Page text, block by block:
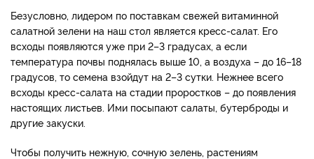
Безусловно, лидером по поставкам свежей витаминной
салатной зелени на наш стол является кресс-салат. Его
всходы появляются уже при 2–3 градусах, а если
температура почвы поднялась выше 10, а воздуха – до 16–18
градусов, то семена взойдут на 2–3 сутки. Нежнее всего
всходы кресс-салата на стадии проростков – до появления
настоящих листьев. Ими посыпают салаты, бутерброды и
другие закуски.
Чтобы получить нежную, сочную зелень, растениям